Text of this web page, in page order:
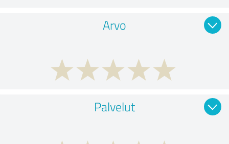
Arvo
Palvelut